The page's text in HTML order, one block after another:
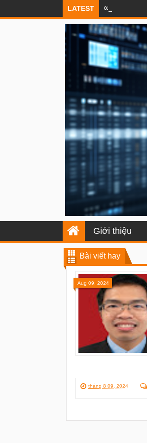
LATEST 02:09 AM
Giới thiệu
Bài viết hay
tháng 8 09, 2024
Aug 09, 2024